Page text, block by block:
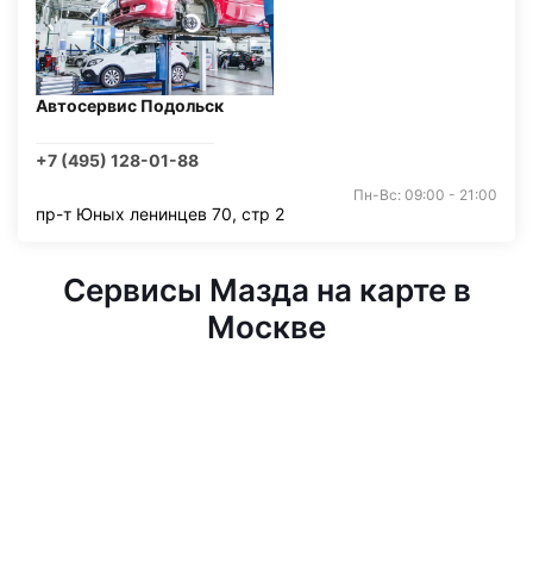
Автосервис Подольск
+7 (495) 128-01-88
Пн-Вс: 09:00 - 21:00
пр-т Юных ленинцев 70, стр 2
Сервисы Мазда на карте в
Москве